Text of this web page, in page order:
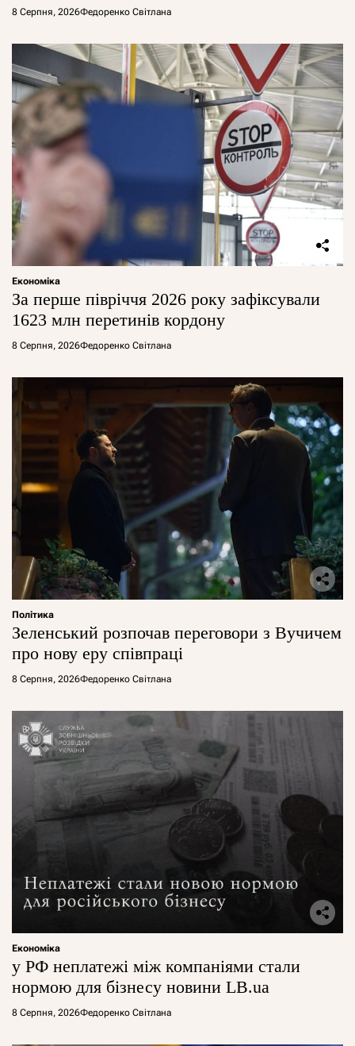
8 Серпня, 2026Федоренко Світлана
Економіка
За перше півріччя 2026 року зафіксували
1623 млн перетинів кордону
8 Серпня, 2026Федоренко Світлана
Політика
Зеленський розпочав переговори з Вучичем
про нову еру співпраці
8 Серпня, 2026Федоренко Світлана
Економіка
у РФ неплатежі між компаніями стали
нормою для бізнесу новини LB.ua
8 Серпня, 2026Федоренко Світлана